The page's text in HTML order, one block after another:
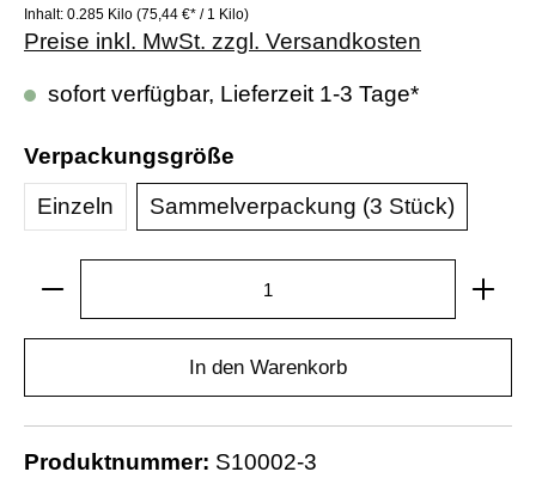
Inhalt: 0.285 Kilo (75,44 €* / 1 Kilo)
Preise inkl. MwSt. zzgl. Versandkosten
sofort verfügbar, Lieferzeit 1-3 Tage*
Verpackungsgröße
Einzeln
Sammelverpackung (3 Stück)
In den Warenkorb
Produktnummer: S10002-3